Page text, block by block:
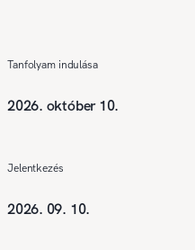
Tanfolyam indulása
2026. október 10.
Jelentkezés
2026. 09. 10.